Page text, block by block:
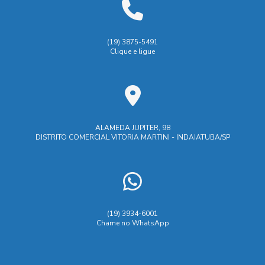
Biombo de Soldagem é Essencial para Segurança e
Segurança e Eficiência na Sua Oficina
segurança e eficiência
Biombo de Soldagem: Proteja Sua Equipe com Segurança e
Biombos de Solda: Essencial para Segurança e Eficiência
em Processos de Soldagem
Fábrica de carrinhos de carga
Fábrica de carrinhos de transporte
Industrial
Máquina de corte laser
M谩quina de corte laser
Prestação serviços usinagem
Serviço de corte e dobra de chapas
(19) 3875-5491
Clique e ligue
ALAMEDA JUPITER, 98
DISTRITO COMERCIAL VITORIA MARTINI - INDAIATUBA/SP
(19) 3934-6001
Chame no WhatsApp